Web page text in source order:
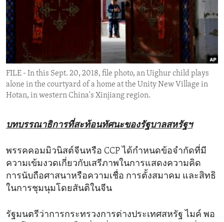
MIDDLE EAST
DEMOCRACY AND GOVERNANCE
ECONOMY AND TRADE
ENVIRONMENT AND HEALTH
IDEALS AND INSTITUTIONS
FILE - In this Sept. 20, 2018, file photo, an Uighur child plays
alone in the courtyard of a home at the Unity New Village in
Hotan, in western China's Xinjiang region.
บทบรรณาธิการที่สะท้อนทัศนะของรัฐบาลสหรัฐฯ
พรรคคอมมิวนิสต์จีนหรือ CCP ได้กำหนดข้อจำกัดที่มี
ความเข้มงวดเกี่ยวกับเสรีภาพในการแสดงความคิด
การนับถือศาสนาหรือความเชื่อ การตั้งสมาคม และสิทธิ
ในการชุมนุมโดยสันติในจีน
รัฐมนตรีว่าการกระทรวงการต่างประเทศสหรัฐ ไมค์ พอ